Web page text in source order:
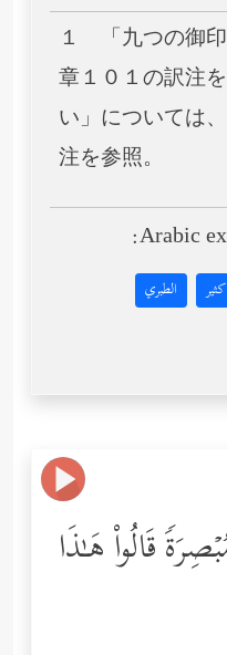
１ 「九つの御
章１０１の訳注
い」については
注を参照。
Arabic
الطبري
قَالُواْ هَـٰذَا